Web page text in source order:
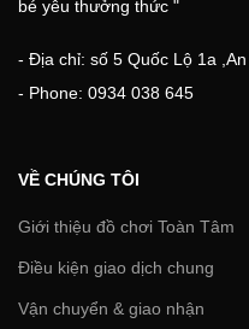
bé yêu thưởng thức "
- Địa chỉ: số 5 Quốc Lộ 1a
- Phone: 0934 038 645
VỀ CHÚNG TÔI
Giới thiệu đồ chơi Toàn Tâm
Điều kiện giao dịch chung
Vận chuyển & giao nhận